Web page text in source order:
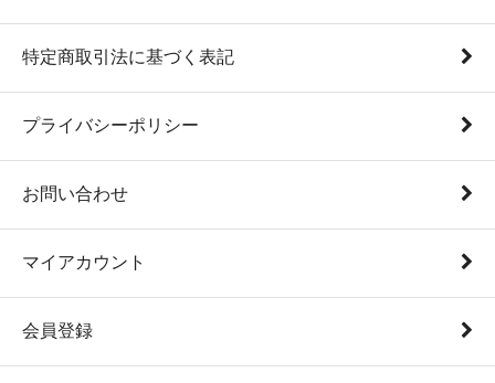
特定商取引法に基づく表記
プライバシーポリシー
お問い合わせ
マイアカウント
会員登録